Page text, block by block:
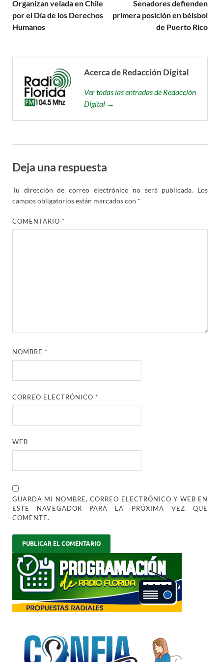
Organizan velada en Chile
por el Día de los Derechos
Humanos
Senadores defienden
primera posición en béisbol
de Puerto Rico
Acerca de Redacción Digital
Ver todas las entradas de Redacción
Digital →
Deja una respuesta
Tu dirección de correo electrónico no será publicada. Los
campos obligatorios están marcados con *
COMENTARIO*
NOMBRE*
CORREO ELECTRÓNICO*
WEB
GUARDA MI NOMBRE, CORREO ELECTRÓNICO Y WEB EN
ESTE NAVEGADOR PARA LA PRÓXIMA VEZ QUE
COMENTE.